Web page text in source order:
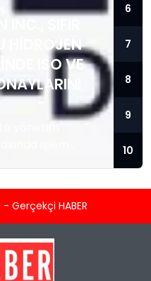
HIDROJEN
ISO VE
üzere
Newswire / 5
6
7
8
9
10
Gerçekçi HABER